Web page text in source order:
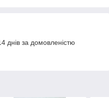
днів за домовленістю